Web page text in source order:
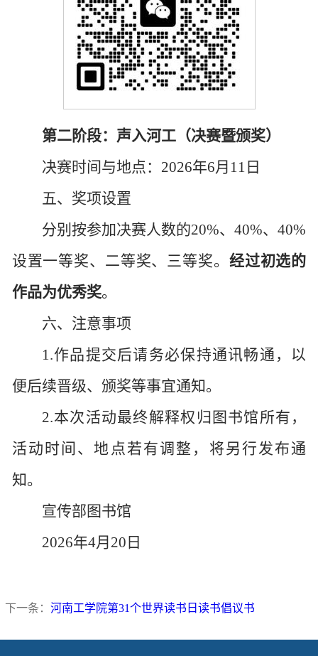
第二阶段：声入河工（决赛暨颁奖）
决赛时间与地点： 2026年6月11日
五、奖项设置
分别按参加决赛人数的20%、40%、40%
设置一等奖、二等奖、三等奖。 经过初选的
作品为优秀奖。
六、注意事项
1.作品提交后请务必保持通讯畅通，以
便后续晋级、颁奖等事宜通知。
2.本次活动最终解释权归图书馆所有，
活动时间、地点若有调整，将另行发布通
知。
宣传部图书馆
2026年4月20日
下一条： 河南工学院第31个世界读书日读书倡议书